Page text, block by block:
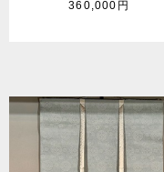
360,000円